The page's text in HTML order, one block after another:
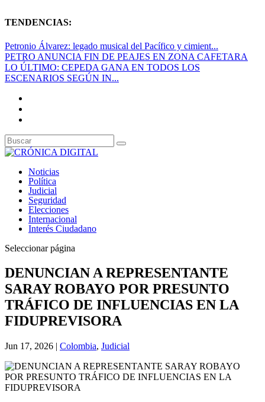
TENDENCIAS:
Petronio Álvarez: legado musical del Pacífico y cimient...
PETRO ANUNCIA FIN DE PEAJES EN ZONA CAFETARA
LO ÚLTIMO: CEPEDA GANA EN TODOS LOS
ESCENARIOS SEGÚN IN...
Noticias
Política
Judicial
Seguridad
Elecciones
Internacional
Interés Ciudadano
Seleccionar página
DENUNCIAN A REPRESENTANTE
SARAY ROBAYO POR PRESUNTO
TRÁFICO DE INFLUENCIAS EN LA
FIDUPREVISORA
Jun 17, 2026 | Colombia, Judicial